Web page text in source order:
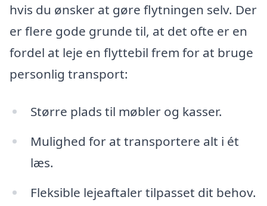
hvis du ønsker at gøre flytningen selv. Der
er flere gode grunde til, at det ofte er en
fordel at leje en flyttebil frem for at bruge
personlig transport:
Større plads til møbler og kasser.
Mulighed for at transportere alt i ét
læs.
Fleksible lejeaftaler tilpasset dit behov.